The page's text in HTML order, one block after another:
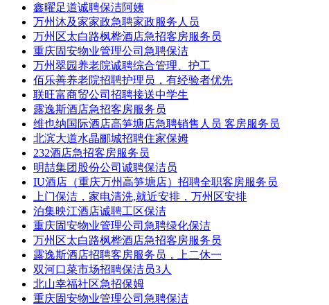
鑫曜足道诚聘保洁阿姨
万州沐及家家政急聘家政服务人员
万州区太白路枫桦酒店急招客房服务员
重庆固安物业管理公司急聘保洁
万州翠园养老院诚聘综合管理、护工
佰乐善养老院招聘护理员，有经验者优先
联旺富商贸公司招聘接送中学生
露逸斯酒店急招客房服务员
维也纳国际酒店高笋塘店急聘销售人员 客房服务员
北滨大道水晶郦城招聘住家保姆
232酒店急招客房服务员
明喆集团股份公司诚聘保洁员
IU酒店（重庆万州高笋塘店）招聘全职客房服务员
上门保洁，家电清洗,就近安排，万州区安排
泊集映江酒店诚聘工区保洁
重庆固安物业管理公司急聘绿化保洁
万州区太白路枫桦酒店急招客房服务员
露逸斯酒店招聘客房服务员，上二休一
双河口菜市场招聘保洁员3人
北山幸福社区急招保姆
重庆固安物业管理公司急聘保洁